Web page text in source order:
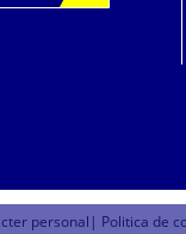
personal | Politica de